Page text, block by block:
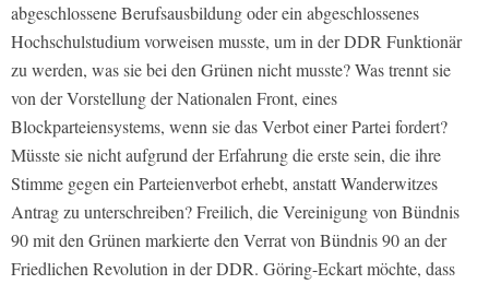
abgeschlossene Berufsausbildung oder ein abgeschlossenes
Hochschulstudium vorweisen musste, um in der DDR Funktionär
zu werden, was sie bei den Grünen nicht musste? Was trennt sie
von der Vorstellung der Nationalen Front, eines
Blockparteiensystems, wenn sie das Verbot einer Partei fordert?
Müsste sie nicht aufgrund der Erfahrung die erste sein, die ihre
Stimme gegen ein Parteienverbot erhebt, anstatt Wanderwitzes
Antrag zu unterschreiben? Freilich, die Vereinigung von Bündnis
90 mit den Grünen markierte den Verrat von Bündnis 90 an der
Friedlichen Revolution in der DDR. Göring-Eckart möchte, dass